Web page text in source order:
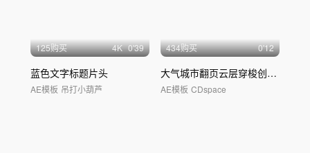
125购买 4K 0'39
蓝色文字标题片头
AE模板 吊打小葫芦
434购买 0'12
大气城市翻页云层穿梭创意片头09
AE模板 CDspace